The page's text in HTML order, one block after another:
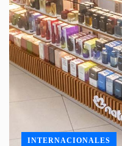
INTERNACIONALES